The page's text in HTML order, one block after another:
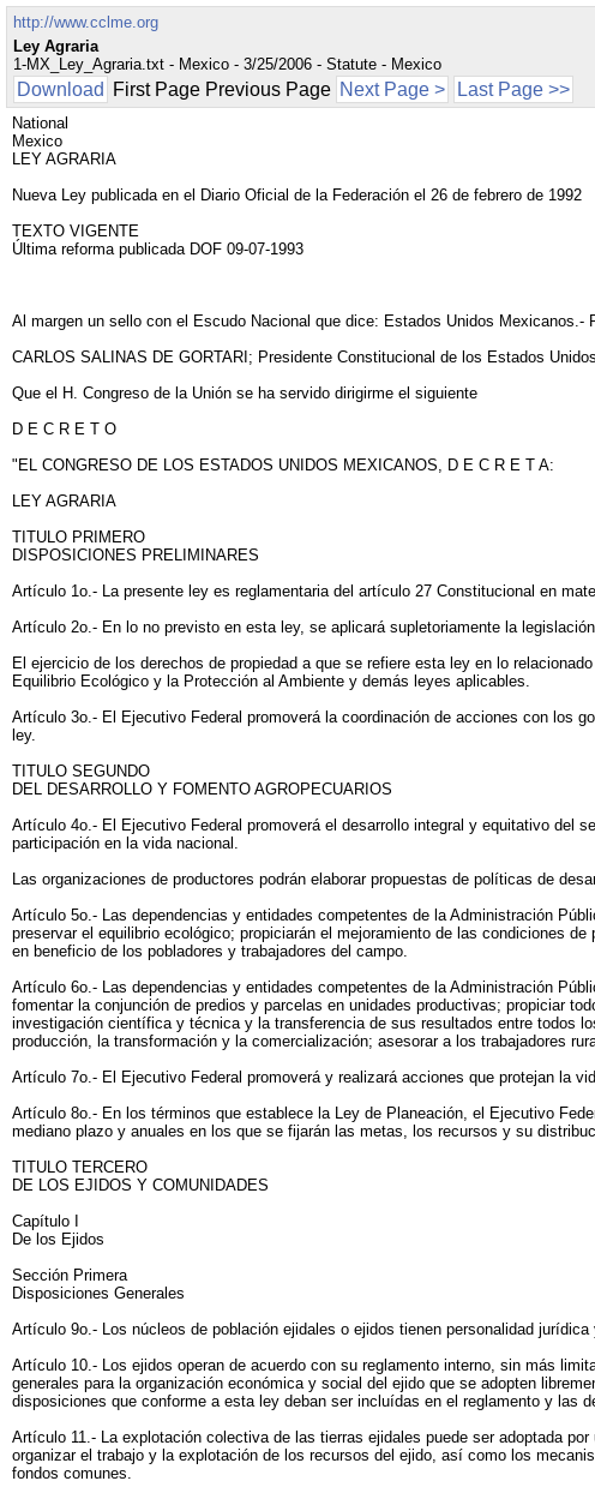
http://www.cclme.org
Ley Agraria
1-MX_Ley_Agraria.txt - Mexico - 3/25/2006 - Statute - Mexico
Download First Page Previous Page Next Page > Last Page >>
National
Mexico
LEY AGRARIA
Nueva Ley publicada en el Diario Oficial de la Federación el 26 de febrero de 1992
TEXTO VIGENTE
Última reforma publicada DOF 09-07-1993
Al margen un sello con el Escudo Nacional que dice: Estados Unidos Mexicanos.-
CARLOS SALINAS DE GORTARI; Presidente Constitucional de los Estados
Que el H. Congreso de la Unión se ha servido dirigirme el siguiente
D E C R E T O
"EL CONGRESO DE LOS ESTADOS UNIDOS MEXICANOS, D E C R E T A:
LEY AGRARIA
TITULO PRIMERO
DISPOSICIONES PRELIMINARES
Artículo 1o.- La presente ley es reglamentaria del artículo 27 Constitucional en
Artículo 2o.- En lo no previsto en esta ley, se aplicará supletoriamente la
El ejercicio de los derechos de propiedad a que se refiere esta ley en lo
Equilibrio Ecológico y la Protección al Ambiente y demás leyes aplicables.
Artículo 3o.- El Ejecutivo Federal promoverá la coordinación de acciones con los
ley.
TITULO SEGUNDO
DEL DESARROLLO Y FOMENTO AGROPECUARIOS
Artículo 4o.- El Ejecutivo Federal promoverá el desarrollo integral y equitativo del
participación en la vida nacional.
Las organizaciones de productores podrán elaborar propuestas de políticas de
Artículo 5o.- Las dependencias y entidades competentes de la Administración
preservar el equilibrio ecológico; propiciarán el mejoramiento de las condiciones
en beneficio de los pobladores y trabajadores del campo.
Artículo 6o.- Las dependencias y entidades competentes de la Administración
fomentar la conjunción de predios y parcelas en unidades productivas; propiciar
investigación científica y técnica y la transferencia de sus resultados entre todos
producción, la transformación y la comercialización; asesorar a los trabajadores
Artículo 7o.- El Ejecutivo Federal promoverá y realizará acciones que protejan la
Artículo 8o.- En los términos que establece la Ley de Planeación, el Ejecutivo
mediano plazo y anuales en los que se fijarán las metas, los recursos y su
TITULO TERCERO
DE LOS EJIDOS Y COMUNIDADES
Capítulo I
De los Ejidos
Sección Primera
Disposiciones Generales
Artículo 9o.- Los núcleos de población ejidales o ejidos tienen personalidad
Artículo 10.- Los ejidos operan de acuerdo con su reglamento interno, sin más
generales para la organización económica y social del ejido que se adopten
disposiciones que conforme a esta ley deban ser incluídas en el reglamento y las
Artículo 11.- La explotación colectiva de las tierras ejidales puede ser adoptada
organizar el trabajo y la explotación de los recursos del ejido, así como los
fondos comunes.